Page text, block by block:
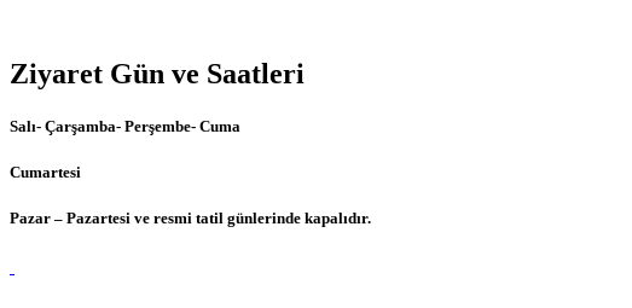
Ziyaret Gün ve Saatleri
Salı- Çarşamba- Perşembe- Cuma
Cumartesi
Pazar – Pazartesi ve resmi tatil günlerinde kapalıdır.